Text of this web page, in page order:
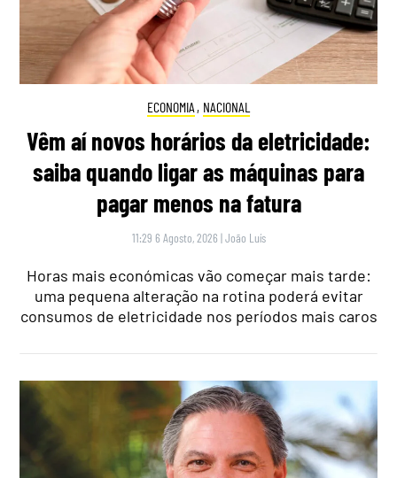
ECONOMIA , NACIONAL
Vêm aí novos horários da eletricidade:
saiba quando ligar as máquinas para
pagar menos na fatura
11:29 6 Agosto, 2026 |João Luís
Horas mais económicas vão começar mais tarde:
uma pequena alteração na rotina poderá evitar
consumos de eletricidade nos períodos mais caros